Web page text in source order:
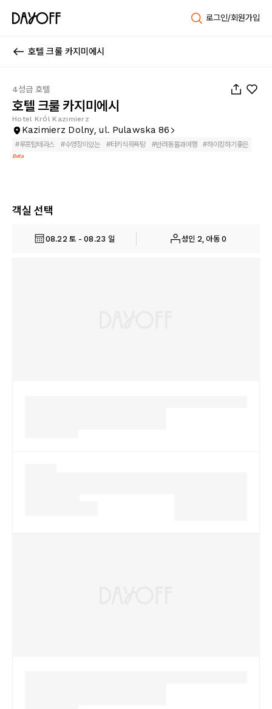
로그인/회원가입
호텔 크룰 카지미에시
4성급 호텔
호텔 크룰 카지미에시
Hotel Król Kazimierz
Kazimierz Dolny, ul. Pulawska 86
#루프탑테라스 #수영장이있는 #터키식목욕탕 #반려동물과여행 #하이킹하기좋은
Beta
객실 선택
08.22 토 - 08.23 일 성인 2, 아동 0